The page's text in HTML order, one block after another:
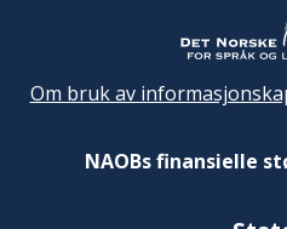
Om bruk av
NAOBs finansielle